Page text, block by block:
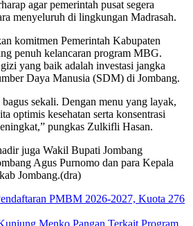
agar pemerintah pusat segera
menyeluruh di lingkungan Madrasah.
komitmen Pemerintah Kabupaten
penuh kelancaran program MBG.
yang baik adalah investasi jangka
Daya Manusia (SDM) di Jombang.
sekali. Dengan menu yang layak,
optimis kesehatan serta konsentrasi
pungkas Zulkifli Hasan.
juga Wakil Bupati Jombang
Agus Purnomo dan para Kepala
Jombang.(dra)
PMBM 2026-2027, Kuota 276